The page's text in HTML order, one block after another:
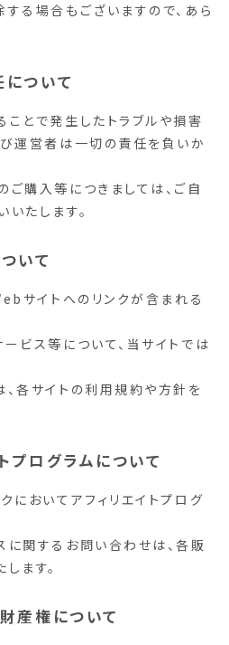
る場合もございますので、あら
ついて
ことで発生したトラブルや損害
び運営者は一切の責任を負いか
購入等につきましては、ご自
たします。
いて
サイトへのリンクが含まれる
ビス等について、当サイトでは
、各サイトの利用規約や方針を
プログラムについて
においてアフィリエイトプログ
に関するお問い合わせは、各販
ます。
産権について